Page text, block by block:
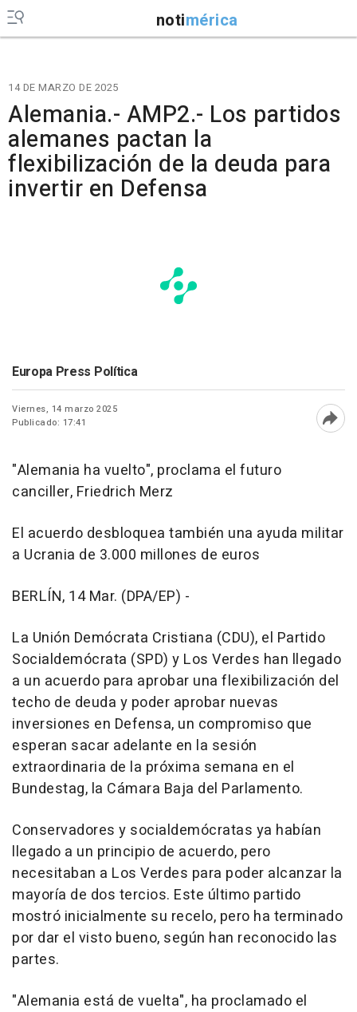
notimérica
14 DE MARZO DE 2025
Alemania.- AMP2.- Los partidos
alemanes pactan la
flexibilización de la deuda para
invertir en Defensa
Europa Press Política
Viernes, 14 marzo 2025
Publicado: 17:41
"Alemania ha vuelto", proclama el futuro
canciller, Friedrich Merz
El acuerdo desbloquea también una ayuda militar
a Ucrania de 3.000 millones de euros
BERLÍN, 14 Mar. (DPA/EP) -
La Unión Demócrata Cristiana (CDU), el Partido
Socialdemócrata (SPD) y Los Verdes han llegado
a un acuerdo para aprobar una flexibilización del
techo de deuda y poder aprobar nuevas
inversiones en Defensa, un compromiso que
esperan sacar adelante en la sesión
extraordinaria de la próxima semana en el
Bundestag, la Cámara Baja del Parlamento.
Conservadores y socialdemócratas ya habían
llegado a un principio de acuerdo, pero
necesitaban a Los Verdes para poder alcanzar la
mayoría de dos tercios. Este último partido
mostró inicialmente su recelo, pero ha terminado
por dar el visto bueno, según han reconocido las
partes.
"Alemania está de vuelta", ha proclamado el